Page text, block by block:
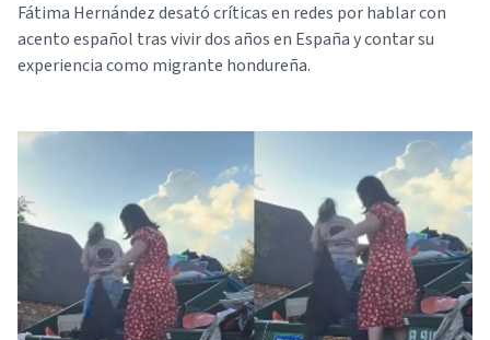
Fátima Hernández desató críticas en redes por hablar con
acento español tras vivir dos años en España y contar su
experiencia como migrante hondureña.